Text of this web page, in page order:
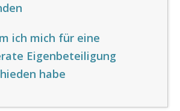
ich mich für eine
Eigenbeteiligung
habe